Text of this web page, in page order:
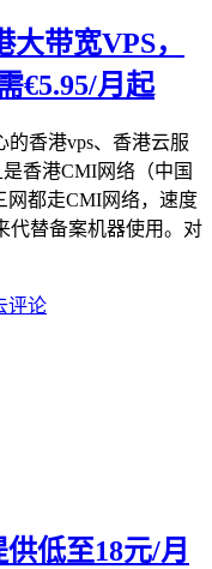
带宽VPS，
€5.95/月起
的香港vps、香港云服
香港CMI网络（中国
网都走CMI网络，速度
代替备案机器使用。对
评论
低至18元/月